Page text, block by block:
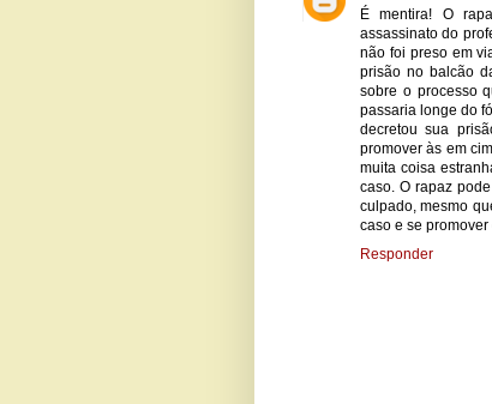
É mentira! O
assassinato do
não foi preso em
prisão no balcão
sobre o processo
passaria longe do
decretou sua
promover às em
muita coisa
caso. O rapaz
culpado, mesmo
caso e se
Responder